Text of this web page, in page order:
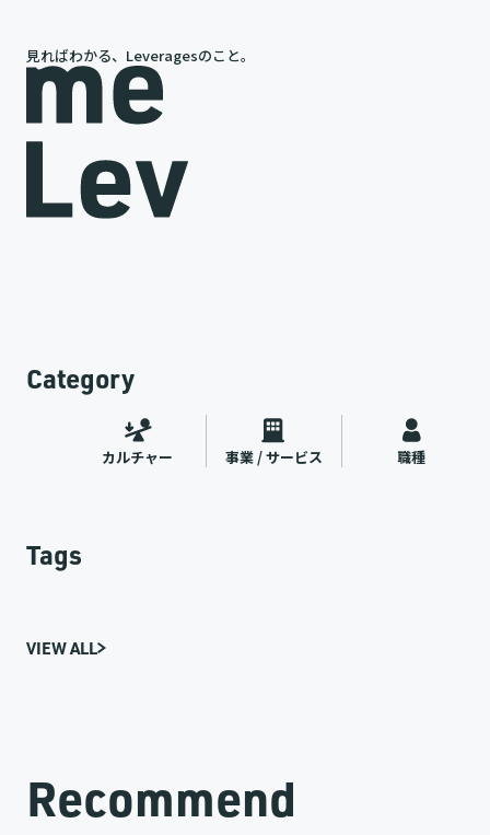
見ればわかる、Leveragesのこと。
槻が語る、レバレジーズの今と未来
代表インタビュー
2026.07.09
Category
カルチャー 事業 / サービス 職種
Tags
VIEW ALL
Recommend